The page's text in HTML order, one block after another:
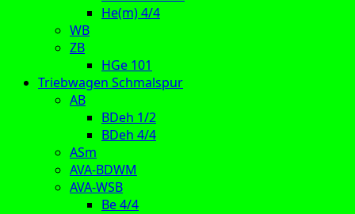
He(m) 4/4
WB
ZB
HGe 101
Triebwagen Schmalspur
AB
BDeh 1/2
BDeh 4/4
ASm
AVA-BDWM
AVA-WSB
Be 4/4